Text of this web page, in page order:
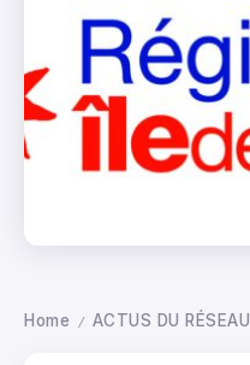
Home / ACTUS DU RÉSEAU